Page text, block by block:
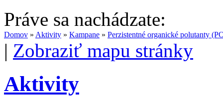
Práve sa nachádzate:
Domov » Aktivity » Kampane » Perzistentné organické polutanty
| Zobraziť mapu stránky
Aktivity